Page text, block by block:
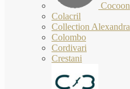
Cocoon
Colacril
Collection Alexandra
Colombo
Cordivari
Crestani